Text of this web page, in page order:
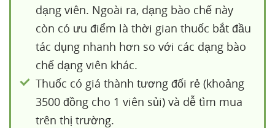
dạng viên. Ngoài ra, dạng bào chế này
còn có ưu điểm là thời gian thuốc bắt đầu
tác dụng nhanh hơn so với các dạng bào
chế dạng viên khác.
Thuốc có giá thành tương đối rẻ (khoảng
3500 đồng cho 1 viên sủi) và dễ tìm mua
trên thị trường.